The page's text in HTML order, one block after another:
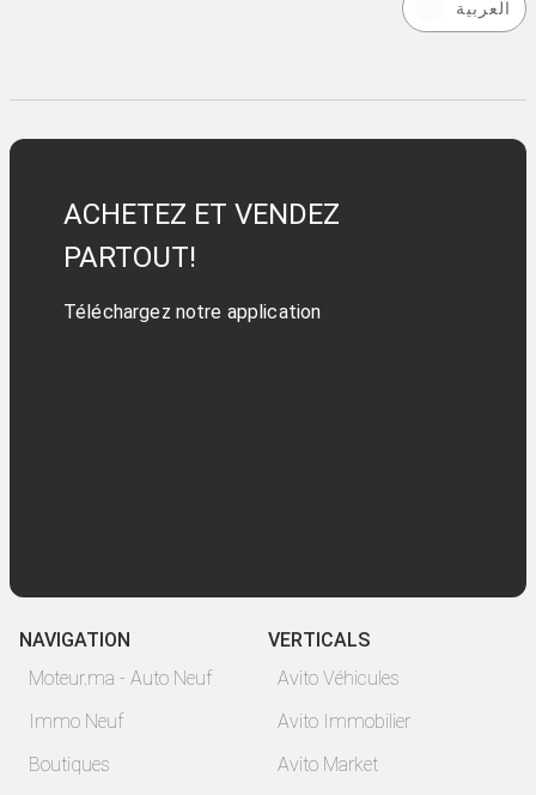
العربية
ACHETEZ ET VENDEZ
PARTOUT!
Téléchargez notre application
NAVIGATION
Moteur.ma - Auto Neuf
Immo Neuf
Boutiques
VERTICALS
Avito Véhicules
Avito Immobilier
Avito Market